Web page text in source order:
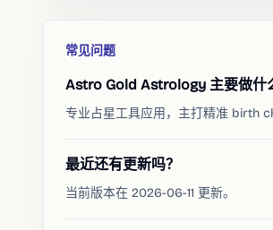
常见问题
Astro Gold Astrology 主要做什
专业占星工具应用，主打精准 birth
最近还有更新吗？
当前版本在 2026-06-11 更新。